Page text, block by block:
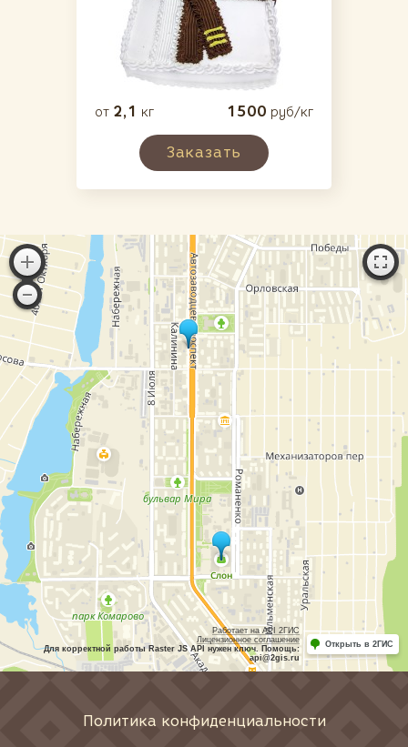
от 2,1 кг 1500 руб/кг
Заказать
Работает на API 2ГИС
Лицензионное соглашение
Для корректной работы Raster JS API нужен ключ. Помощь:
api@2gis.ru
Открыть в 2ГИС
Политика конфиденциальности